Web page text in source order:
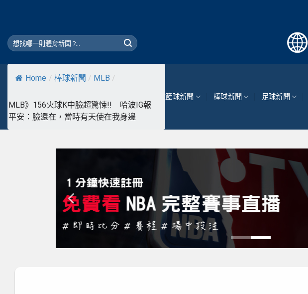
Home / 棒球新聞 / MLB /
MLB》156火球K中臉超驚悚!! 哈波IG報
平安：臉還在，當時有天使在我身邊
籃球新聞 棒球新聞 足球新聞